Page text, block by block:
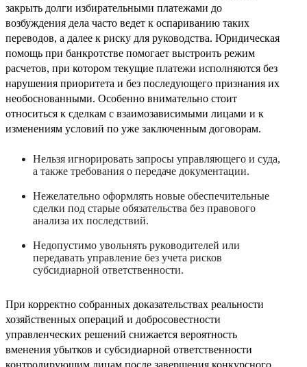
закрыть долги избирательными платежами до
возбуждения дела часто ведет к оспариванию таких
переводов, а далее к риску для руководства. Юридическая
помощь при банкротстве помогает выстроить режим
расчетов, при котором текущие платежи исполняются без
нарушения приоритета и без последующего признания их
необоснованными. Особенно внимательно стоит
относиться к сделкам с взаимозависимыми лицами и к
изменениям условий по уже заключенным договорам.
Нельзя игнорировать запросы управляющего и суда,
а также требования о передаче документации.
Нежелательно оформлять новые обеспечительные
сделки под старые обязательства без правового
анализа их последствий.
Недопустимо увольнять руководителей или
передавать управление без учета рисков
субсидиарной ответственности.
При корректно собранных доказательствах реальности
хозяйственных операций и добросовестности
управленческих решений снижается вероятность
вменения убытков и субсидиарной ответственности
контролирующим лицам после завершения конкурсного